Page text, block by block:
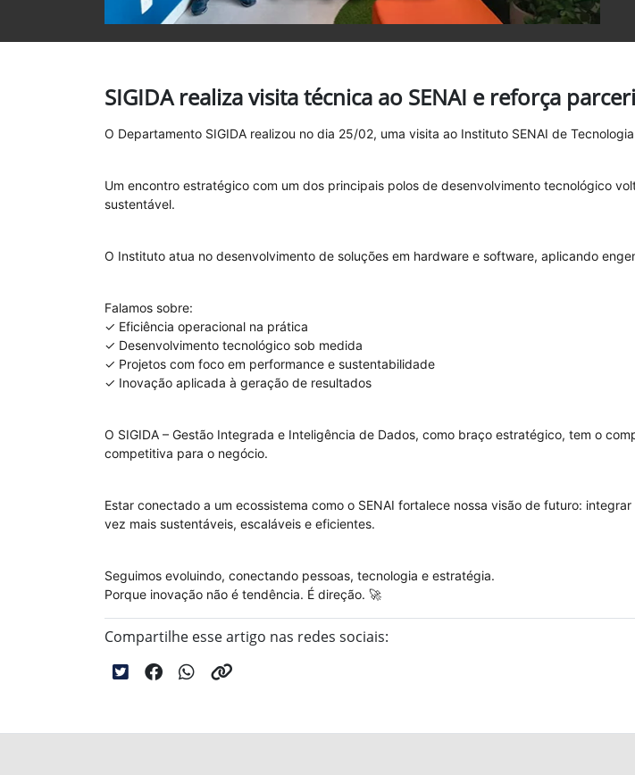
SIGIDA realiza visita técnica ao SENAI e reforça
O Departamento SIGIDA realizou no dia 25/02, uma visita ao Instituto SENAI de
Um encontro estratégico com um dos principais polos de desenvolvimento tecnológico
sustentável.
O Instituto atua no desenvolvimento de soluções em hardware e software, aplicando
Falamos sobre:
✓ Eficiência operacional na prática
✓ Desenvolvimento tecnológico sob medida
✓ Projetos com foco em performance e sustentabilidade
✓ Inovação aplicada à geração de resultados
O SIGIDA – Gestão Integrada e Inteligência de Dados, como braço estratégico, tem o
competitiva para o negócio.
Estar conectado a um ecossistema como o SENAI fortalece nossa visão de futuro:
vez mais sustentáveis, escaláveis e eficientes.
Seguimos evoluindo, conectando pessoas, tecnologia e estratégia.
Porque inovação não é tendência. É direção. 🚀
Compartilhe esse artigo nas redes sociais: